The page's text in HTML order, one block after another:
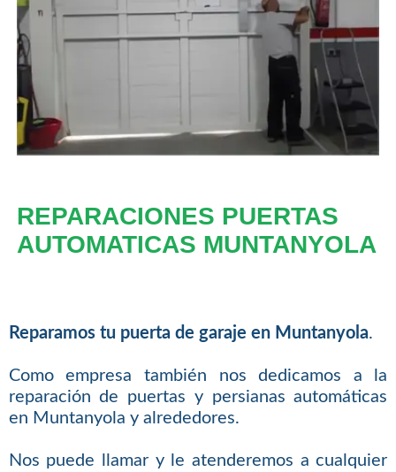
REPARACIONES PUERTAS
AUTOMATICAS MUNTANYOLA
Reparamos tu puerta de garaje en Muntanyola.
Como empresa también nos dedicamos a la
reparación de puertas y persianas automáticas
en Muntanyola y alrededores.
Nos puede llamar y le atenderemos a cualquier